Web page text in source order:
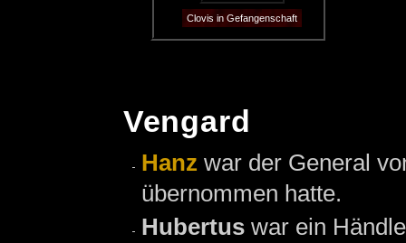
Clovis in Gefangenschaft
Vengard
Hanz war der General
übernommen hatte.
Hubertus war ein